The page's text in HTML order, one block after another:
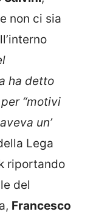
non ci sia
ha detto
“motivi
un’
Lega
riportando
del
Francesco